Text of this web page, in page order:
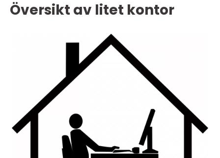
Översikt av litet kontor